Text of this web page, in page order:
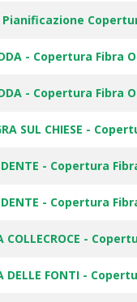
Pianificazione
- Copertura Fibra
- Copertura
SUL CHIESE -
- Copertura
- Copertura
COLLECROCE -
DELLE FONTI -